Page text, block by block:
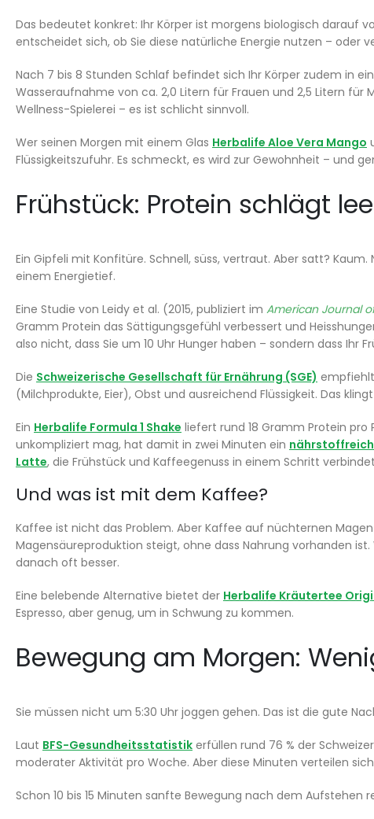
Das bedeutet konkret: Ihr Körper ist morgens biologisch darauf
entscheidet sich, ob Sie diese natürliche Energie nutzen – oder
Nach 7 bis 8 Stunden Schlaf befindet sich Ihr Körper zudem in
Wasseraufnahme von ca. 2,0 Litern für Frauen und 2,5 Litern für
Wellness-Spielerei – es ist schlicht sinnvoll.
Wer seinen Morgen mit einem Glas Herbalife Aloe Vera Mango
Flüssigkeitszufuhr. Es schmeckt, es wird zur Gewohnheit – und
Frühstück: Protein schlägt
Ein Gipfeli mit Konfitüre. Schnell, süss, vertraut. Aber satt?
einem Energietief.
Eine Studie von Leidy et al. (2015, publiziert im American Journal
Gramm Protein das Sättigungsgefühl verbessert und
also nicht, dass Sie um 10 Uhr Hunger haben – sondern dass Ihr
Die Schweizerische Gesellschaft für Ernährung (SGE)
(Milchprodukte, Eier), Obst und ausreichend Flüssigkeit. Das
Ein Herbalife Formula 1 Shake liefert rund 18 Gramm Protein
unkompliziert mag, hat damit in zwei Minuten ein
Latte, die Frühstück und Kaffeegenuss in einem Schritt
Und was ist mit dem Kaffee?
Kaffee ist nicht das Problem. Aber Kaffee auf nüchternen
Magensäureproduktion steigt, ohne dass Nahrung vorhanden
danach oft besser.
Eine belebende Alternative bietet der Herbalife Kräutertee
Espresso, aber genug, um in Schwung zu kommen.
Bewegung am Morgen:
Sie müssen nicht um 5:30 Uhr joggen gehen. Das ist die gute
Laut BFS-Gesundheitsstatistik erfüllen rund 76 % der
moderater Aktivität pro Woche. Aber diese Minuten verteilen
Schon 10 bis 15 Minuten sanfte Bewegung nach dem Aufstehen